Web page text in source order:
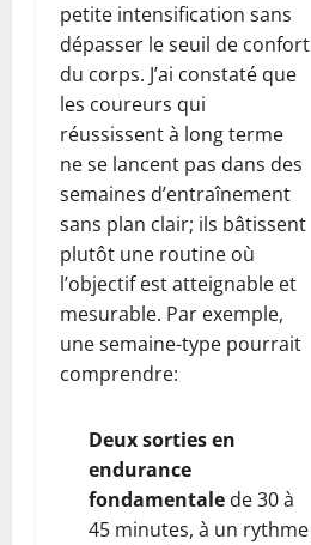
petite intensification sans
dépasser le seuil de confort
du corps. J’ai constaté que
les coureurs qui
réussissent à long terme
ne se lancent pas dans des
semaines d’entraînement
sans plan clair; ils bâtissent
plutôt une routine où
l’objectif est atteignable et
mesurable. Par exemple,
une semaine-type pourrait
comprendre:
Deux sorties en
endurance
fondamentale de 30 à
45 minutes, à un rythme